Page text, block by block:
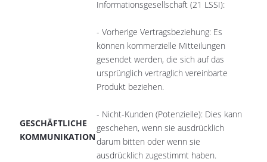
GESCHÄFTLICHE
KOMMUNIKATION
Informationsgesellschaft (21 LSSI):
- Vorherige Vertragsbeziehung: Es
können kommerzielle Mitteilungen
gesendet werden, die sich auf das
ursprünglich vertraglich vereinbarte
Produkt beziehen.
- Nicht-Kunden (Potenzielle): Dies kann
geschehen, wenn sie ausdrücklich
darum bitten oder wenn sie
ausdrücklich zugestimmt haben.